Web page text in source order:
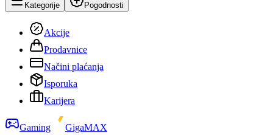
Kategorije Pogodnosti
Akcije
Prodavnice
Načini plaćanja
Isporuka
Karijera
Gaming
GigaMAX